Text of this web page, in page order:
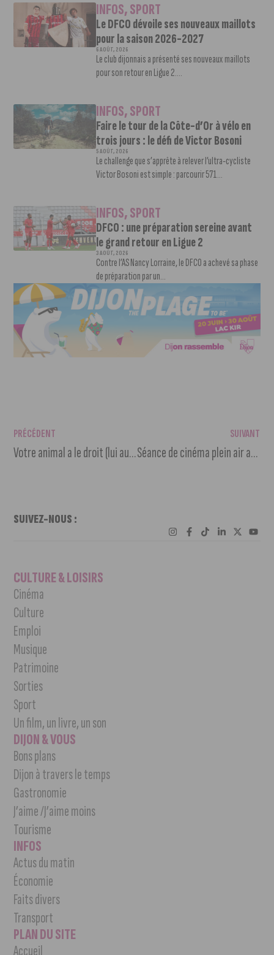
INFOS,SPORT
Le DFCO dévoile ses nouveaux maillots
pour la saison 2026-2027
6 AOÛT, 2026
Le club dijonnais a présenté ses nouveaux maillots
pour son retour en Ligue 2....
INFOS,SPORT
Faire le tour de la Côte-d’Or à vélo en
trois jours : le défi de Victor Bosoni
5 AOÛT, 2026
Le challenge que s’apprête à relever l’ultra-cycliste
Victor Bosoni est simple : parcourir 571...
INFOS,SPORT
DFCO : une préparation sereine avant
le grand retour en Ligue 2
3 AOÛT, 2026
Contre l’AS Nancy Lorraine, le DFCO a achevé sa phase
de préparation par un...
PRÉCÉDENT
Votre animal a le droit (lui aussi !) à des vacances
SUIVANT
Séance de cinéma plein air au jardin des Apothicaires
SUIVEZ-NOUS :
CULTURE & LOISIRS
Cinéma
Culture
Emploi
Musique
Patrimoine
Sorties
Sport
Un film, un livre, un son
DIJON & VOUS
Bons plans
Dijon à travers le temps
Gastronomie
J’aime /J’aime moins
Tourisme
INFOS
Actus du matin
Économie
Faits divers
Transport
PLAN DU SITE
Accueil